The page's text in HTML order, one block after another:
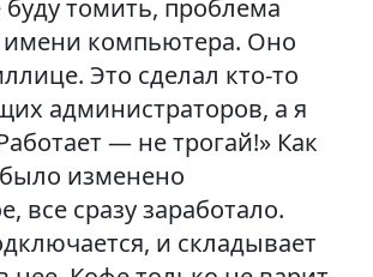
томить, проблема
имени компьютера. Оно
Это сделал кто-то
администраторов, а я
— не трогай!» Как
изменено
все сразу заработало.
и складывает